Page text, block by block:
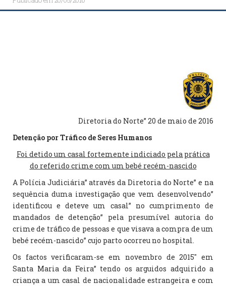
Diretoria do Norte” 20 de maio de 2016
Detenção por Tráfico de Seres Humanos
Foi detido um casal fortemente indiciado pela prática
do referido crime com um bebé recém-nascido
A Polícia Judiciária” através da Diretoria do Norte” e na
sequência duma investigação que vem desenvolvendo”
identificou e deteve um casal” no cumprimento de
mandados de detenção” pela presumível autoria do
crime de tráfico de pessoas e que visava a compra de um
bebé recém-nascido” cujo parto ocorreu no hospital.
Os factos verificaram-se em novembro de 2015″ em
Santa Maria da Feira” tendo os arguidos adquirido a
criança a um casal de nacionalidade estrangeira e com